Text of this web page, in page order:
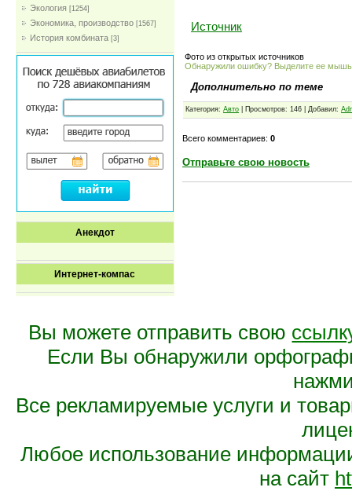
Экология [1254]
Экономика, производство [1567]
История комбината [3]
Анекдот
Интернет-компас
Источник
Фото из открытых источников
Обнаружили ошибку? Выделите ее
Дополнительно по теме
Категория: Авто | Просмотров: 146 | Добавил:
Всего комментариев: 0
Отправьте свою новость
Вы можете отправить свою
Если Вы обнаружили
Все рекламируемые услуги и
Любое использование
на сайт